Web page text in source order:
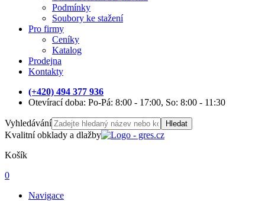
Podmínky
Soubory ke stažení
Pro firmy
Ceníky
Katalog
Prodejna
Kontakty
(+420) 494 377 936
Otevírací doba: Po-Pá: 8:00 - 17:00, So: 8:00 - 11:30
Vyhledávání Hledat
Kvalitní obklady a dlažby
Košík
0
Navigace